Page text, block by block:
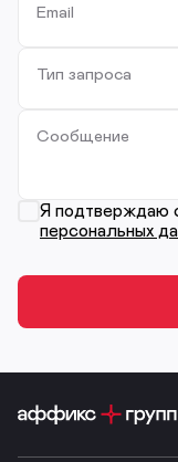
Email
Тип запроса
Сообщение
Я подтверждаю
персональных